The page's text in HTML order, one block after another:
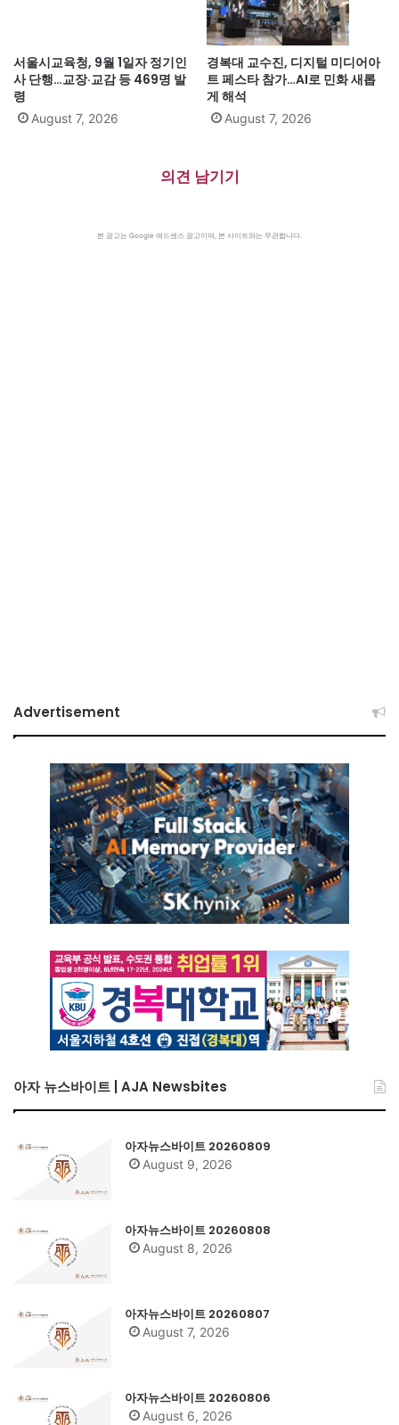
서울시교육청, 9월 1일자 정기인
사 단행…교장·교감 등 469명 발
령
August 7, 2026
경복대 교수진, 디지털 미디어아
트 페스타 참가…AI로 민화 새롭
게 해석
August 7, 2026
의견 남기기
본 광고는 Google 애드센스 광고이며, 본 사이트와는 무관합니다.
Advertisement
아자 뉴스바이트 | AJA Newsbites
아자뉴스바이트 20260809
August 9, 2026
아자뉴스바이트 20260808
August 8, 2026
아자뉴스바이트 20260807
August 7, 2026
아자뉴스바이트 20260806
August 6, 2026